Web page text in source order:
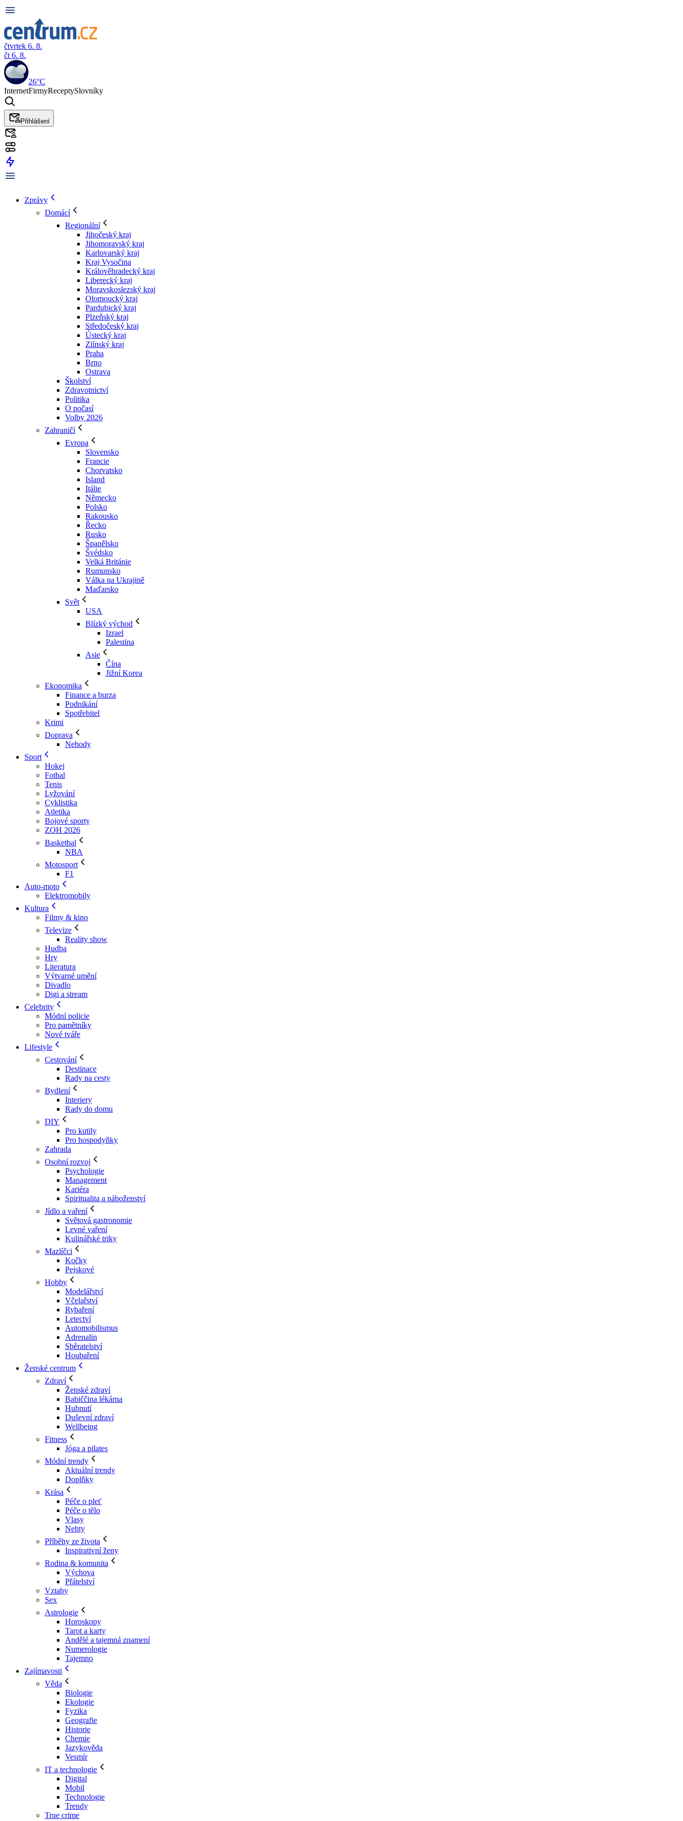
čtvrtek 6. 8.
čt 6. 8.
26°C
InternetFirmyReceptySlovníky
Přihlášení
Zprávy
Domácí
Regionální
Jihočeský kraj
Jihomoravský kraj
Karlovarský kraj
Kraj Vysočina
Králověhradecký kraj
Liberecký kraj
Moravskoslezský kraj
Olomoucký kraj
Pardubický kraj
Plzeňský kraj
Středočeský kraj
Ústecký kraj
Zlínský kraj
Praha
Brno
Ostrava
Školství
Zdravotnictví
Politika
O počasí
Volby 2026
Zahraničí
Evropa
Slovensko
Francie
Chorvatsko
Island
Itálie
Německo
Polsko
Rakousko
Řecko
Rusko
Španělsko
Švédsko
Velká Británie
Rumunsko
Válka na Ukrajině
Maďarsko
Svět
USA
Blízký východ
Izrael
Palestina
Asie
Čína
Jižní Korea
Ekonomika
Finance a burza
Podnikání
Spotřebitel
Krimi
Doprava
Nehody
Sport
Hokej
Fotbal
Tenis
Lyžování
Cyklistika
Atletika
Bojové sporty
ZOH 2026
Basketbal
NBA
Motosport
F1
Auto-moto
Elektromobily
Kultura
Filmy & kino
Televize
Reality show
Hudba
Hry
Literatura
Výtvarné umění
Divadlo
Digi a stream
Celebrity
Módní policie
Pro pamětníky
Nové tváře
Lifestyle
Cestování
Destinace
Rady na cesty
Bydlení
Interiery
Rady do domu
DIY
Pro kutily
Pro hospodyňky
Zahrada
Osobní rozvoj
Psychologie
Management
Kariéra
Spiritualita a náboženství
Jídlo a vaření
Světová gastronomie
Levné vaření
Kulinářské triky
Mazlíčci
Kočky
Pejskové
Hobby
Modelářství
Včelařství
Rybaření
Letectví
Automobilismus
Adrenalin
Sběratelství
Houbaření
Ženské centrum
Zdraví
Ženské zdraví
Babiččina lékárna
Hubnutí
Duševní zdraví
Wellbeing
Fitness
Jóga a pilates
Módní trendy
Aktuální trendy
Doplňky
Krása
Péče o pleť
Péče o tělo
Vlasy
Nehty
Příběhy ze života
Inspirativní ženy
Rodina & komunita
Výchova
Přátelství
Vztahy
Sex
Astrologie
Horoskopy
Tarot a karty
Andělé a tajemná znamení
Numerologie
Tajemno
Zajímavosti
Věda
Biologie
Ekologie
Fyzika
Geografie
Historie
Chemie
Jazykověda
Vesmír
IT a technologie
Digital
Mobil
Technologie
Trendy
True crime